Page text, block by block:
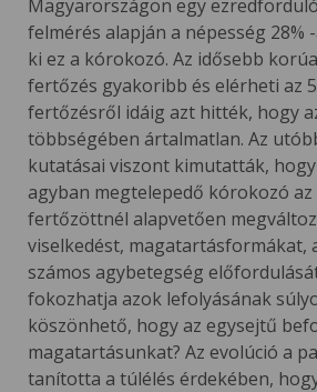
Magyarországon egy
felmérés alapján a népesség 28%
ki ez a kórokozó. Az idősebb
fertőzés gyakoribb és elérheti az
fertőzésről idáig azt hitték, hogy
többségében ártalmatlan. Az
kutatásai viszont kimutatták,
agyban megtelepedő kórokozó az
fertőzöttnél alapvetően
viselkedést, magatartásformákat,
számos agybetegség
fokozhatja azok lefolyásának
köszönhető, hogy az egysejtű
magatartásunkat? Az evolúció a
tanította a túlélés érdekében,